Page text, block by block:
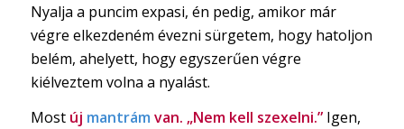
Nyalja a puncim expasi, én pedig, amikor már
végre elkezdeném évezni sürgetem, hogy hatoljon
belém, ahelyett, hogy egyszerűen végre
kiélveztem volna a nyalást.
Most új mantrám van. „Nem kell szexelni.”Igen,